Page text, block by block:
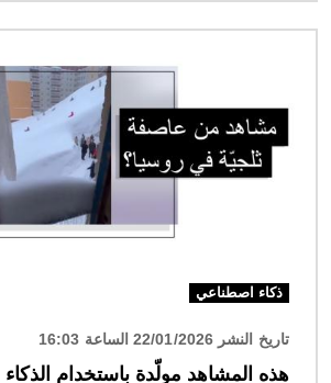
ذكاء اصطناعي
تاريخ النشر 22/01/2026 الساعة 16:03
هذه المشاهد مولّدة باستخدام